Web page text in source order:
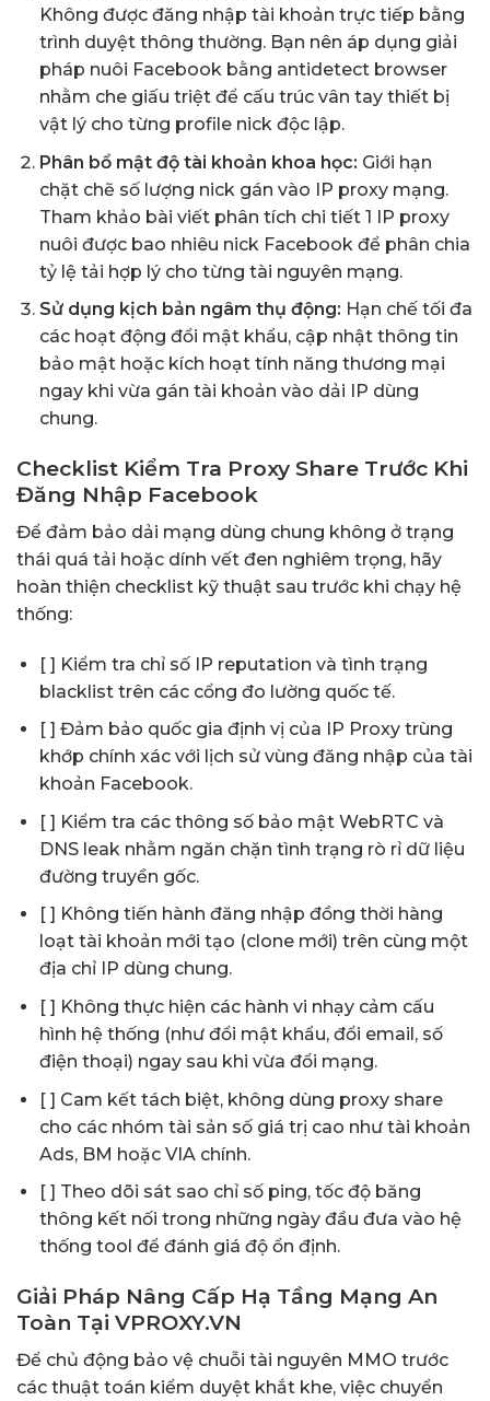
Không được đăng nhập tài khoản trực tiếp bằng
trình duyệt thông thường. Bạn nên áp dụng giải
pháp nuôi Facebook bằng antidetect browser
nhằm che giấu triệt để cấu trúc vân tay thiết bị
vật lý cho từng profile nick độc lập.
Phân bổ mật độ tài khoản khoa học: Giới hạn
chặt chẽ số lượng nick gán vào IP proxy mạng.
Tham khảo bài viết phân tích chi tiết 1 IP proxy
nuôi được bao nhiêu nick Facebookđể phân chia
tỷ lệ tải hợp lý cho từng tài nguyên mạng.
Sử dụng kịch bản ngâm thụ động: Hạn chế tối đa
các hoạt động đổi mật khẩu, cập nhật thông tin
bảo mật hoặc kích hoạt tính năng thương mại
ngay khi vừa gán tài khoản vào dải IP dùng
chung.
Checklist Kiểm Tra Proxy Share Trước Khi
Đăng Nhập Facebook
Để đảm bảo dải mạng dùng chung không ở trạng
thái quá tải hoặc dính vết đen nghiêm trọng, hãy
hoàn thiện checklist kỹ thuật sau trước khi chạy hệ
thống:
[ ] Kiểm tra chỉ số IP reputation và tình trạng
blacklist trên các cổng đo lường quốc tế.
[ ] Đảm bảo quốc gia định vị của IP Proxy trùng
khớp chính xác với lịch sử vùng đăng nhập của tài
khoản Facebook.
[ ] Kiểm tra các thông số bảo mật WebRTC và
DNS leak nhằm ngăn chặn tình trạng rò rỉ dữ liệu
đường truyền gốc.
[ ] Không tiến hành đăng nhập đồng thời hàng
loạt tài khoản mới tạo (clone mới) trên cùng một
địa chỉ IP dùng chung.
[ ] Không thực hiện các hành vi nhạy cảm cấu
hình hệ thống (như đổi mật khẩu, đổi email, số
điện thoại) ngay sau khi vừa đổi mạng.
[ ] Cam kết tách biệt, không dùng proxy share
cho các nhóm tài sản số giá trị cao như tài khoản
Ads, BM hoặc VIA chính.
[ ] Theo dõi sát sao chỉ số ping, tốc độ băng
thông kết nối trong những ngày đầu đưa vào hệ
thống tool để đánh giá độ ổn định.
Giải Pháp Nâng Cấp Hạ Tầng Mạng An
Toàn Tại VPROXY.VN
Để chủ động bảo vệ chuỗi tài nguyên MMO trước
các thuật toán kiểm duyệt khắt khe, việc chuyển